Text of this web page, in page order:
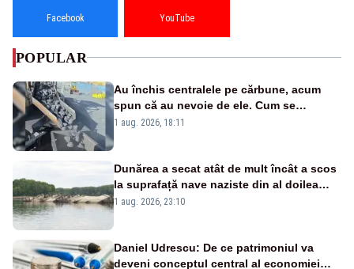
Facebook YouTube
POPULAR
Au închis centralele pe cărbune, acum
spun că au nevoie de ele. Cum se
pasează vina în plină criză energetică
1 aug. 2026, 18:11
Dunărea a secat atât de mult încât a scos
la suprafață nave naziste din al doilea
război mondial
1 aug. 2026, 23:10
Daniel Udrescu: De ce patrimoniul va
deveni conceptul central al economiei